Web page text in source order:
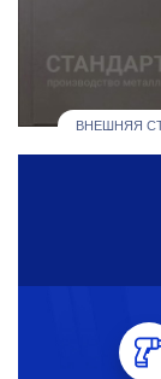
ВНЕШНЯЯ